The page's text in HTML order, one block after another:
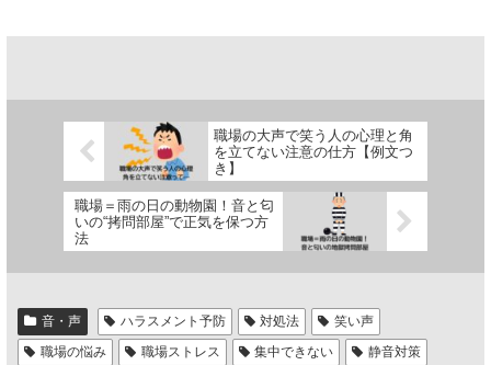
職場の大声で笑う人の心理と角
を立てない注意の仕方【例文つ
き】
職場＝雨の日の動物園！音と匂
いの“拷問部屋”で正気を保つ方
法
音・声 ハラスメント予防 対処法
笑い声
職場の悩み
職場ストレス 集中できない
静音対策